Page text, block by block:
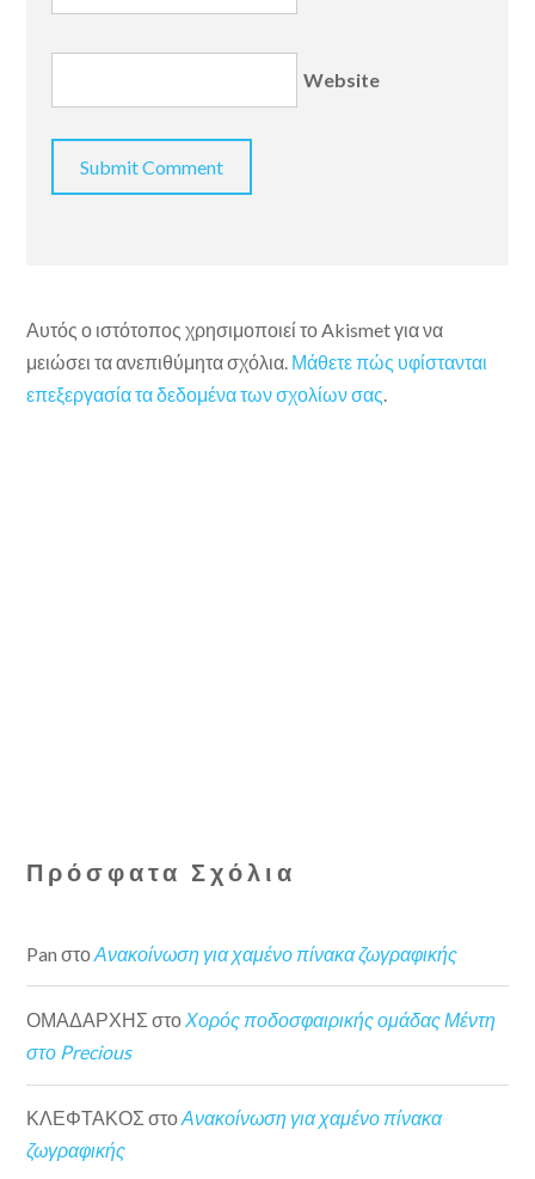
Website
Αυτός ο ιστότοπος χρησιμοποιεί το Akismet για να
μειώσει τα ανεπιθύμητα σχόλια. Μάθετε πώς υφίστανται
επεξεργασία τα δεδομένα των σχολίων σας.
Πρόσφατα Σχόλια
Pan στοΑνακοίνωση για χαμένο πίνακα ζωγραφικής
ΟΜΑΔΑΡΧΗΣ στοΧορός ποδοσφαιρικής ομάδας Μέντη
στο Precious
ΚΛΕΦΤΑΚΟΣ στοΑνακοίνωση για χαμένο πίνακα
ζωγραφικής